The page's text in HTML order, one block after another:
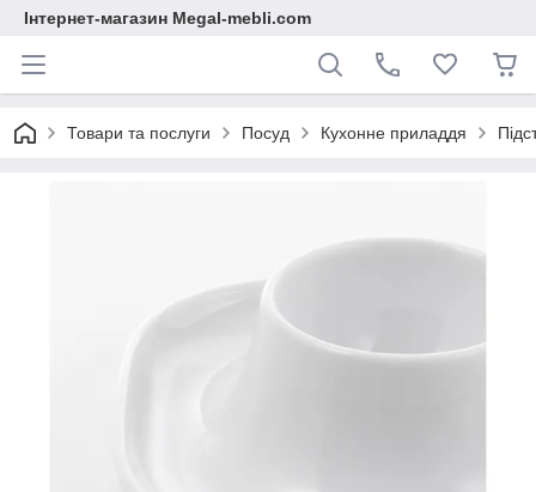
Інтернет-магазин Megal-mebli.com
Товари та послуги Посуд Кухонне приладдя